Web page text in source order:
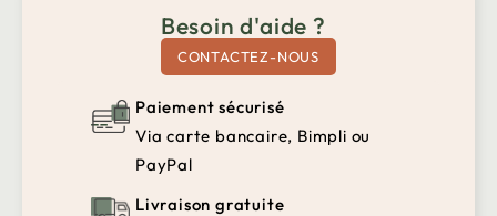
Besoin d'aide ?
CONTACTEZ-NOUS
Paiement sécurisé
Via carte bancaire, Bimpli ou
PayPal
Livraison gratuite